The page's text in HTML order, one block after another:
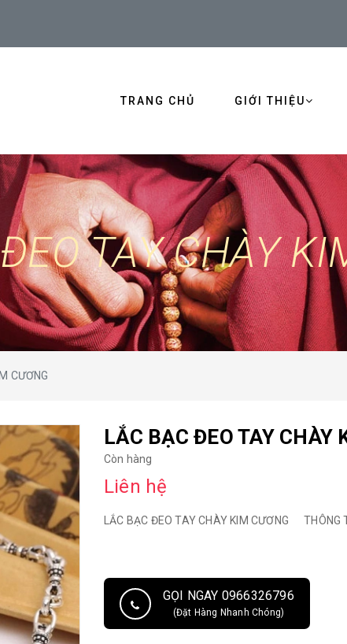
TRANG CHỦ GIỚI THIỆU
TAY CHÀY
CƯƠNG
LẮC BẠC ĐEO TAY CHÀY
Còn hàng
Liên hệ
LẮC BẠC ĐEO TAY CHÀY KIM CƯƠNG
GỌI NGAY 0966326796
(Đặt Hàng Nhanh Chóng)